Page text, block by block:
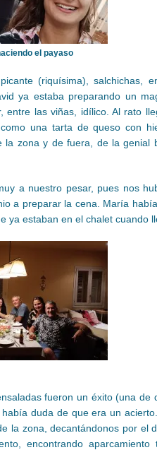
el payaso
(riquísima), salchichas,
ya estaba preparando un
entre las viñas, idílico. Al rato
una tarta de queso con
la zona y de fuera, de la genial
a nuestro pesar, pues nos
a preparar la cena. María
ya estaban en el chalet cuando
fueron un éxito (una de
duda de que era un
la zona, decantándonos por el
encontrando aparcamiento